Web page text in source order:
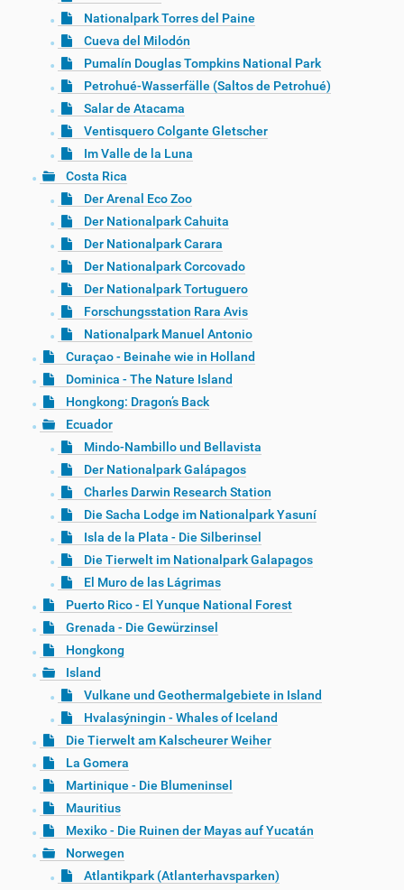
Nationalpark Torres del Paine
Cueva del Milodón
Pumalín Douglas Tompkins National Park
Petrohué-Wasserfälle (Saltos de Petrohué)
Salar de Atacama
Ventisquero Colgante Gletscher
Im Valle de la Luna
Costa Rica
Der Arenal Eco Zoo
Der Nationalpark Cahuita
Der Nationalpark Carara
Der Nationalpark Corcovado
Der Nationalpark Tortuguero
Forschungsstation Rara Avis
Nationalpark Manuel Antonio
Curaçao - Beinahe wie in Holland
Dominica - The Nature Island
Hongkong: Dragon’s Back
Ecuador
Mindo-Nambillo und Bellavista
Der Nationalpark Galápagos
Charles Darwin Research Station
Die Sacha Lodge im Nationalpark Yasuní
Isla de la Plata - Die Silberinsel
Die Tierwelt im Nationalpark Galapagos
El Muro de las Lágrimas
Puerto Rico - El Yunque National Forest
Grenada - Die Gewürzinsel
Hongkong
Island
Vulkane und Geothermalgebiete in Island
Hvalasýningin - Whales of Iceland
Die Tierwelt am Kalscheurer Weiher
La Gomera
Martinique - Die Blumeninsel
Mauritius
Mexiko - Die Ruinen der Mayas auf Yucatán
Norwegen
Atlantikpark (Atlanterhavsparken)